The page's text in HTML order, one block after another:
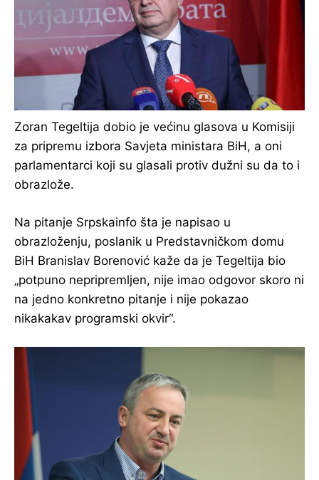
Zoran Tegeltija dobio je većinu glasova u Komisiji
za pripremu izbora Savjeta ministara BiH, a oni
parlamentarci koji su glasali protiv dužni su da to i
obrazlože.
Na pitanje Srpskainfo šta je napisao u
obrazloženju, poslanik u Predstavničkom domu
BiH Branislav Borenović kaže da je Tegeltija bio
„potpuno nepripremljen, nije imao odgovor skoro ni
na jedno konkretno pitanje i nije pokazao
nikakakav programski okvir“.